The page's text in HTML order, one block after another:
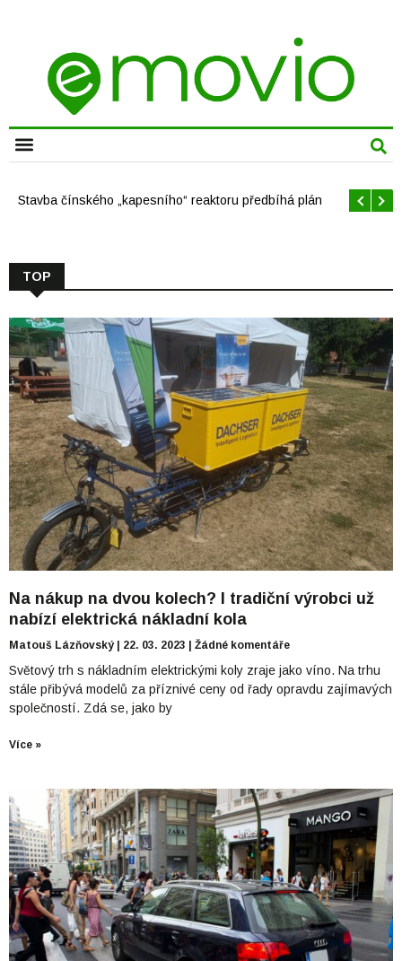
Stavba čínského „kapesního“ reaktoru předbíhá plán
TOP
Na nákup na dvou kolech? I tradiční výrobci už
nabízí elektrická nákladní kola
Matouš Lázňovský 22. 03. 2023 Žádné komentáře
Světový trh s nákladním elektrickými koly zraje jako víno. Na trhu
stále přibývá modelů za příznivé ceny od řady opravdu zajímavých
společností. Zdá se, jako by
Více »